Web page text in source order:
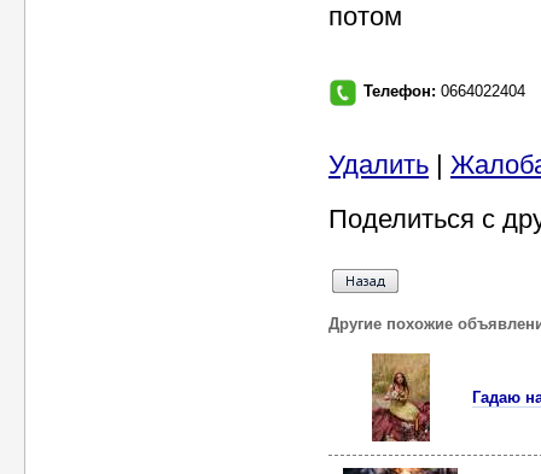
потом
Телефон: 0664022404
Удалить |
Поделиться с
Другие похожие
Гадаю